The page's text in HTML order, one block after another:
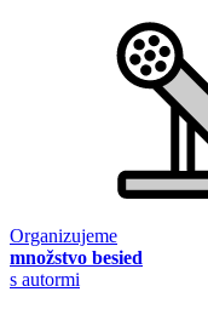
Organizujeme
množstvo besied
s autormi